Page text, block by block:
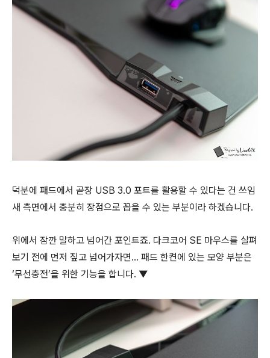
덕분에 패드에서 곧장 USB 3.0 포트를 활용할 수 있다는 건 쓰임
새 측면에서 충분히 장점으로 꼽을 수 있는 부분이라 하겠습니다.
위에서 잠깐 말하고 넘어간 포인트죠. 다크코어 SE 마우스를 살펴
보기 전에 먼저 짚고 넘어가자면... 패드 한켠에 있는 모양 부분은
‘무선충전’을 위한 기능을 합니다. ▼